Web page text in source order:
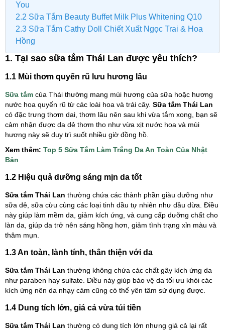
You
2.2 Sữa Tắm Beauty Buffet Milk Plus Whitening Q10
2.3 Sữa Tắm Cathy Doll Chiết Xuất Ngọc Trai & Hoa
Hồng
1. Tại sao sữa tắm Thái Lan được yêu thích?
1.1 Mùi thơm quyến rũ lưu hương lâu
Sữa tắm của Thái thường mang mùi hương của sữa hoặc hương
nước hoa quyến rũ từ các loài hoa và trái cây. Sữa tắm Thái Lan
có đặc trưng thơm dai, thơm lâu nên sau khi vừa tắm xong, bạn sẽ
cảm nhận được da dẻ thơm tho như vừa xịt nước hoa và mùi
hương này sẽ duy trì suốt nhiều giờ đồng hồ.
Xem thêm: Top 5 Sữa Tắm Làm Trắng Da An Toàn Của Nhật
Bản
1.2 Hiệu quả dưỡng sáng mịn da tốt
Sữa tắm Thái Lan thường chứa các thành phần giàu dưỡng như
sữa dê, sữa cừu cùng các loại tinh dầu tự nhiên như dầu dừa. Điều
này giúp làm mềm da, giảm kích ứng, và cung cấp dưỡng chất cho
làn da, giúp da trở nên sáng hồng hơn, giảm tình trạng xỉn màu và
thâm mụn.
1.3 An toàn, lành tính, thân thiện với da
Sữa tắm Thái Lan thường không chứa các chất gây kích ứng da
như paraben hay sulfate. Điều này giúp bảo vệ da tối ưu khỏi các
kích ứng nên da nhạy cảm cũng có thể yên tâm sử dụng được.
1.4 Dung tích lớn, giá cả vừa túi tiền
Sữa tắm Thái Lan thường có dung tích lớn nhưng giá cả lại rất